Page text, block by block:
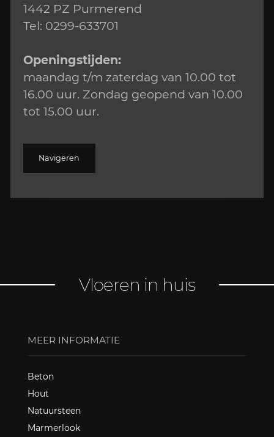
‌1442 PZ Purmerend
‌Tel: 0299-633701
Openingstijden:
‌maandag t/m zaterdag van 10.00 tot
16.00 uur. Zondag geopend van 10.00
tot 15.00 uur.
Navigeren
Vloeren in huis
MEER INFORMATIE
Beton
Hout
Natuursteen
Marmerlook